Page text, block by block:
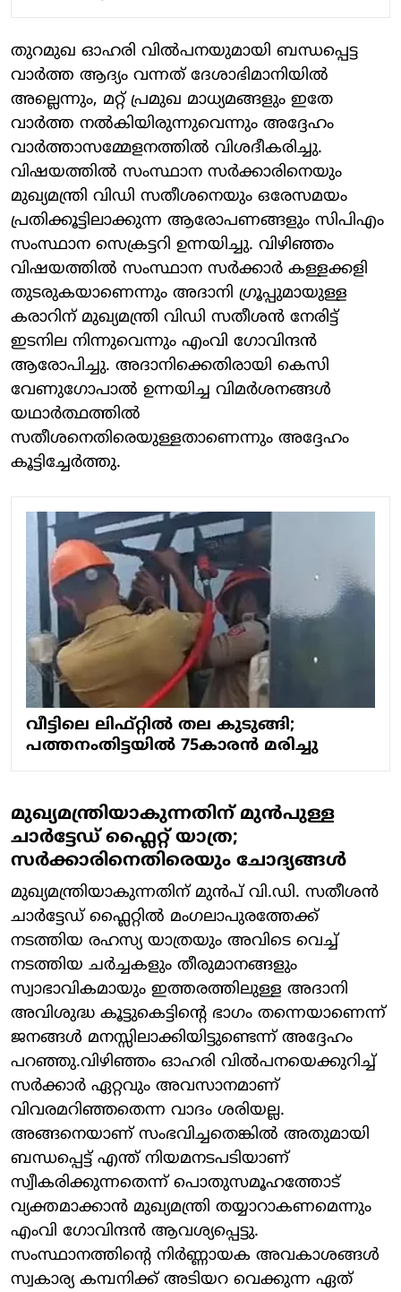
തുറമുഖ ഓഹരി വിൽപനയുമായി ബന്ധപ്പെട്ട
വാർത്ത ആദ്യം വന്നത് ദേശാഭിമാനിയിൽ
അല്ലെന്നും, മറ്റ് പ്രമുഖ മാധ്യമങ്ങളും ഇതേ
വാർത്ത നൽകിയിരുന്നുവെന്നും അദ്ദേഹം
വാർത്താസമ്മേളനത്തിൽ വിശദീകരിച്ചു.
വിഷയത്തിൽ സംസ്ഥാന സർക്കാരിനെയും
മുഖ്യമന്ത്രി വിഡി സതീശനെയും ഒരേസമയം
പ്രതിക്കൂട്ടിലാക്കുന്ന ആരോപണങ്ങളും സിപിഎം
സംസ്ഥാന സെക്രട്ടറി ഉന്നയിച്ചു. വിഴിഞ്ഞം
വിഷയത്തിൽ സംസ്ഥാന സർക്കാർ കള്ളക്കളി
തുടരുകയാണെന്നും അദാനി ഗ്രൂപ്പുമായുള്ള
കരാറിന് മുഖ്യമന്ത്രി വിഡി സതീശൻ നേരിട്ട്
ഇടനില നിന്നുവെന്നും എംവി ഗോവിന്ദൻ
ആരോപിച്ചു. അദാനിക്കെതിരായി കെസി
വേണുഗോപാൽ ഉന്നയിച്ച വിമർശനങ്ങൾ
യഥാർത്ഥത്തിൽ
സതീശനെതിരെയുള്ളതാണെന്നും അദ്ദേഹം
കൂട്ടിച്ചേർത്തു.
വീട്ടിലെ ലിഫ്റ്റില്‍ തല കുടുങ്ങി;
പത്തനംതിട്ടയില്‍ 75കാരന്‍ മരിച്ചു
മുഖ്യമന്ത്രിയാകുന്നതിന് മുൻപുള്ള
ചാർട്ടേഡ് ഫ്ലൈറ്റ് യാത്ര;
സർക്കാരിനെതിരെയും ചോദ്യങ്ങൾ
മുഖ്യമന്ത്രിയാകുന്നതിന് മുൻപ് വി.ഡി. സതീശൻ
ചാർട്ടേഡ് ഫ്ലൈറ്റിൽ മംഗലാപുരത്തേക്ക്
നടത്തിയ രഹസ്യ യാത്രയും അവിടെ വെച്ച്
നടത്തിയ ചർച്ചകളും തീരുമാനങ്ങളും
സ്വാഭാവികമായും ഇത്തരത്തിലുള്ള അദാനി
അവിശുദ്ധ കൂട്ടുകെട്ടിന്റെ ഭാഗം തന്നെയാണെന്ന്
ജനങ്ങൾ മനസ്സിലാക്കിയിട്ടുണ്ടെന്ന് അദ്ദേഹം
പറഞ്ഞു.വിഴിഞ്ഞം ഓഹരി വിൽപനയെക്കുറിച്ച്
സർക്കാർ ഏറ്റവും അവസാനമാണ്
വിവരമറിഞ്ഞതെന്ന വാദം ശരിയല്ല.
അങ്ങനെയാണ് സംഭവിച്ചതെങ്കിൽ അതുമായി
ബന്ധപ്പെട്ട് എന്ത് നിയമനടപടിയാണ്
സ്വീകരിക്കുന്നതെന്ന് പൊതുസമൂഹത്തോട്
വ്യക്തമാക്കാൻ മുഖ്യമന്ത്രി തയ്യാറാകണമെന്നും
എംവി ഗോവിന്ദൻ ആവശ്യപ്പെട്ടു.
സംസ്ഥാനത്തിന്റെ നിർണ്ണായക അവകാശങ്ങൾ
സ്വകാര്യ കമ്പനിക്ക് അടിയറ വെക്കുന്ന ഏത്